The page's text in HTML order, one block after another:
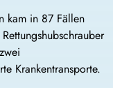
kam in 87 Fällen
Krankentransporte.